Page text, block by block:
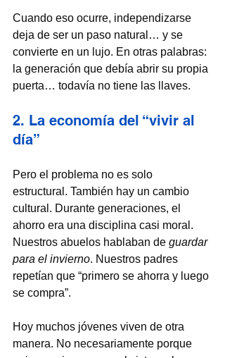
Cuando eso ocurre, independizarse
deja de ser un paso natural… y se
convierte en un lujo. En otras palabras:
la generación que debía abrir su propia
puerta… todavía no tiene las llaves.
2. La economía del “vivir al
día”
Pero el problema no es solo
estructural. También hay un cambio
cultural. Durante generaciones, el
ahorro era una disciplina casi moral.
Nuestros abuelos hablaban de guardar
para el invierno. Nuestros padres
repetían que “primero se ahorra y luego
se compra”.
Hoy muchos jóvenes viven de otra
manera. No necesariamente porque